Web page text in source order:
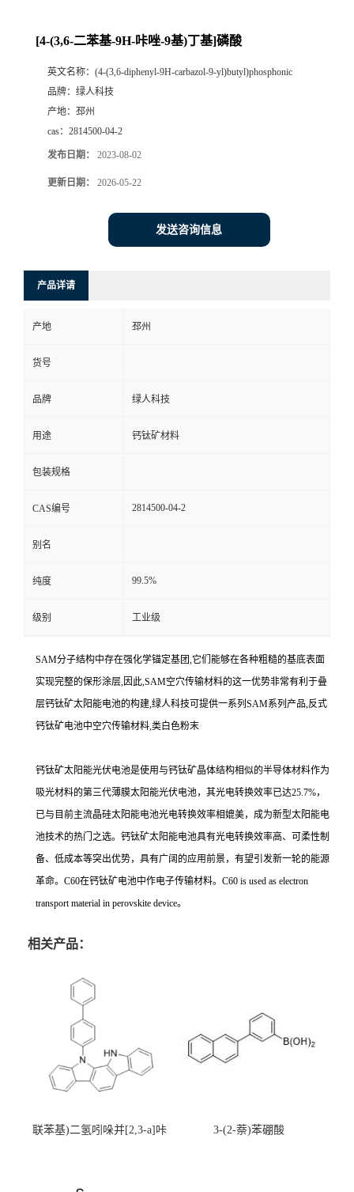
[4-(3,6-二苯基-9H-咔唑-9基)丁基]磷酸
英文名称： (4-(3,6-diphenyl-9H-carbazol-9-yl)butyl)phosphonic
品牌： 绿人科技
产地： 邳州
cas： 2814500-04-2
发布日期： 2023-08-02
更新日期： 2026-05-22
发送咨询信息
产品详请
产地 邳州
货号
品牌 绿人科技
用途 钙钛矿材料
包装规格
CAS编号 2814500-04-2
别名
纯度 99.5%
级别 工业级
SAM分子结构中存在强化学锚定基团,它们能够在各种粗糙的基底表面
实现完整的保形涂层,因此,SAM空穴传输材料的这一优势非常有利于叠
层钙钛矿太阳能电池的构建,绿人科技可提供一系列SAM系列产品,反式
钙钛矿电池中空穴传输材料,类白色粉末
钙钛矿太阳能光伏电池是使用与钙钛矿晶体结构相似的半导体材料作为
吸光材料的第三代薄膜太阳能光伏电池，其光电转换效率已达25.7%，
已与目前主流晶硅太阳能电池光电转换效率相媲美，成为新型太阳能电
池技术的热门之选。钙钛矿太阳能电池具有光电转换效率高、可柔性制
备、低成本等突出优势，具有广阔的应用前景，有望引发新一轮的能源
革命。 C60在钙钛矿电池中作电子传输材料。 C60 is used as electron
transport material in perovskite device。
相关产品：
联苯基)二氢吲哚并[2,3-a]咔
3-(2-萘)苯硼酸